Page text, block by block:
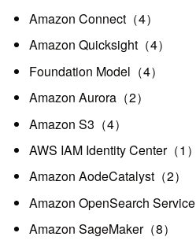
Amazon Connect（4）
Amazon Quicksight（4）
Foundation Model（4）
Amazon Aurora（2）
Amazon S3（4）
AWS IAM Identity Center（1）
Amazon AodeCatalyst（2）
Amazon OpenSearch Service
Amazon SageMaker（8）